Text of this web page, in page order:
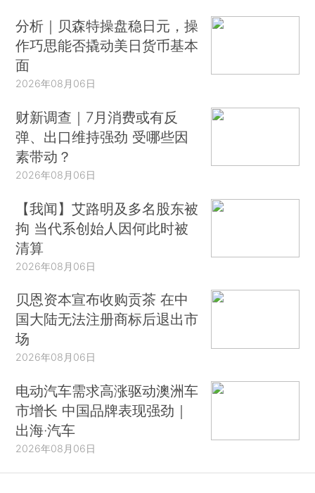
分析｜贝森特操盘稳日元，操
作巧思能否撬动美日货币基本
面
2026年08月06日
财新调查｜7月消费或有反
弹、出口维持强劲 受哪些因
素带动？
2026年08月06日
【我闻】艾路明及多名股东被
拘 当代系创始人因何此时被
清算
2026年08月06日
贝恩资本宣布收购贡茶 在中
国大陆无法注册商标后退出市
场
2026年08月06日
电动汽车需求高涨驱动澳洲车
市增长 中国品牌表现强劲｜
出海·汽车
2026年08月06日